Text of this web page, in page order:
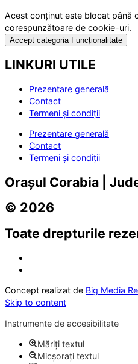
Acest conținut este blocat până
corespunzătoare de cookie-uri.
Accept categoria Funcționalitate
LINKURI UTILE
Prezentare generală
Contact
Termeni și condiții
Prezentare generală
Contact
Termeni și condiții
Orașul Corabia |
© 2026
Toate drepturile
Concept realizat de Big Media
Skip to content
Instrumente de accesibilitate
Măriți textul
Micșorați textul